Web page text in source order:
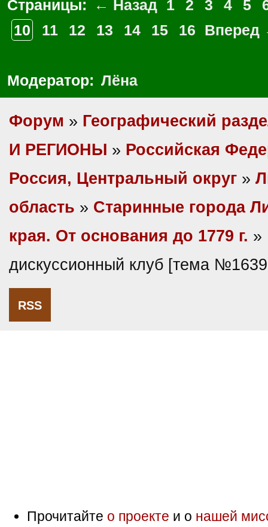
Страницы: ← Назад 1 2 3 4 5
10
11 12 13 14 15 16 Вперед
Модератор: Лёна
Форум » Географический
И РЕГИОНЫ » Российская
Россия, Центральный округ »
область » Старинные города
края. От основания до 1779 г. »
дискуссионный клуб [тема
RSS
Прочитайте о проекте и о нашей